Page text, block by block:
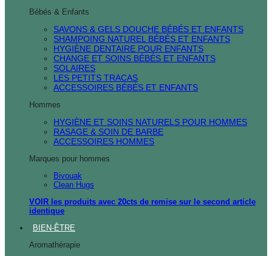
Bébés & Enfants
SAVONS & GELS DOUCHE BÉBÉS ET ENFANTS
SHAMPOING NATUREL BÉBÉS ET ENFANTS
HYGIÈNE DENTAIRE POUR ENFANTS
CHANGE ET SOINS BÉBÉS ET ENFANTS
SOLAIRES
LES PETITS TRACAS
ACCESSOIRES BÉBÉS ET ENFANTS
Hommes
HYGIÈNE ET SOINS NATURELS POUR HOMMES
RASAGE & SOIN DE BARBE
ACCESSOIRES HOMMES
Marques pour hommes
Bivouak
Clean Hugs
VOIR les produits avec 20cts de remise sur le second article
identique
BIEN-ÊTRE
Aromathérapie